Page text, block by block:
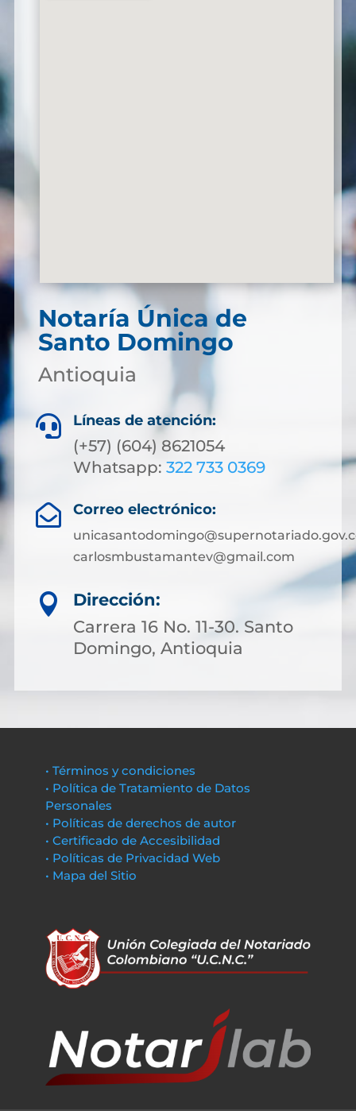
Notaría Única de
Santo Domingo
Antioquia
 Líneas de atención:
(+57) (604) 8621054
Whatsapp: 322 733 0369
 Correo electrónico:
carlosmbustamantev@gmail.com

Dirección:
Carrera 16 No. 11-30. Santo
Domingo, Antioquia
• Términos y condiciones
• Política de Tratamiento de Datos
Personales
• Políticas de derechos de autor
• Certificado de Accesibilidad
• Políticas de Privacidad Web
• Mapa del Sitio